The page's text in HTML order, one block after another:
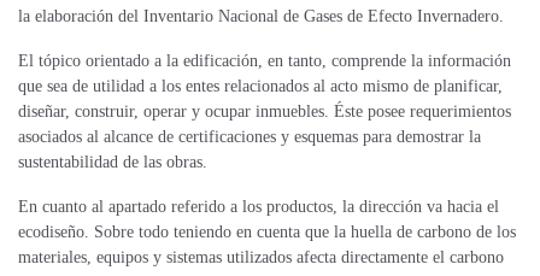
la elaboración del Inventario Nacional de Gases de Efecto Invernadero.
El tópico orientado a la edificación, en tanto, comprende la información
que sea de utilidad a los entes relacionados al acto mismo de planificar,
diseñar, construir, operar y ocupar inmuebles. Éste posee requerimientos
asociados al alcance de certificaciones y esquemas para demostrar la
sustentabilidad de las obras.
En cuanto al apartado referido a los productos, la dirección va hacia el
ecodiseño. Sobre todo teniendo en cuenta que la huella de carbono de los
materiales, equipos y sistemas utilizados afecta directamente el carbono